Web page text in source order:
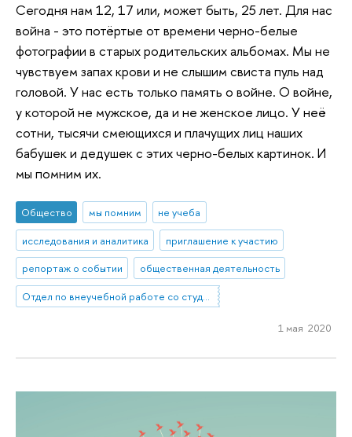
Сегодня нам 12, 17 или, может быть, 25 лет. Для нас
война - это потёртые от времени черно-белые
фотографии в старых родительских альбомах. Мы не
чувствуем запах крови и не слышим свиста пуль над
головой. У нас есть только память о войне. О войне,
у которой не мужское, да и не женское лицо. У неё
сотни, тысячи смеющихся и плачущих лиц наших
бабушек и дедушек с этих черно-белых картинок. И
мы помним их.
Общество мы помним
не учеба
исследования и аналитика
приглашение к участию
репортаж о событии
общественная деятельность
Отдел по внеучебной работе со студентами (Нижний Новгород)
1 мая 2020